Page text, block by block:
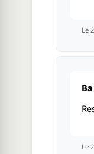
Le
Ba
Le